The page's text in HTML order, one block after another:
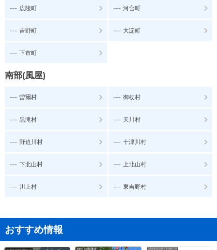
--- 広陵町 --- 河合町
--- 吉野町 --- 大淀町
--- 下市町
南部(風屋)
--- 曽爾村 --- 御杖村
--- 黒滝村 --- 天川村
--- 野迫川村 --- 十津川村
--- 下北山村 --- 上北山村
--- 川上村 --- 東吉野村
おすすめ情報